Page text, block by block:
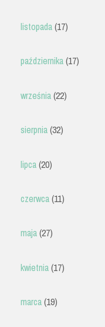
listopada(17)
października(17)
września(22)
sierpnia(32)
lipca(20)
czerwca(11)
maja(27)
kwietnia(17)
marca(19)